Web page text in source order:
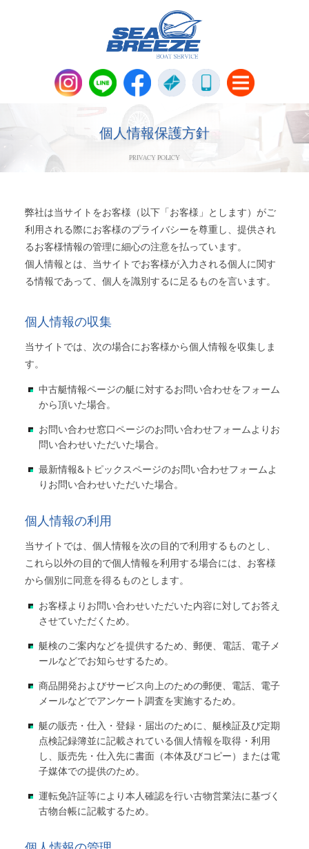
メンテナンス
パーツ販売・アパレル商品
News & Topics
ニュース＆トピックス
会社概要
アクセスマップ
お問い合わせ
個人情報保護方針
PRIVACY POLICY
弊社は当サイトをお客様（以下「お客様」とします）がご
利用される際にお客様のプライバシーを尊重し、提供され
るお客様情報の管理に細心の注意を払っています。
個人情報とは、当サイトでお客様が入力される個人に関す
る情報であって、個人を識別するに足るものを言います。
個人情報の収集
当サイトでは、次の場合にお客様から個人情報を収集しま
す。
中古艇情報ページの艇に対するお問い合わせをフォーム
から頂いた場合。
お問い合わせ窓口ページのお問い合わせフォームよりお
問い合わせいただいた場合。
最新情報&トピックスページのお問い合わせフォームよ
りお問い合わせいただいた場合。
個人情報の利用
当サイトでは、個人情報を次の目的で利用するものとし、
これら以外の目的で個人情報を利用する場合には、お客様
から個別に同意を得るものとします。
お客様よりお問い合わせいただいた内容に対してお答え
させていただくため。
艇検のご案内などを提供するため、郵便、電話、電子メ
ールなどでお知らせするため。
商品開発およびサービス向上のための郵便、電話、電子
メールなどでアンケート調査を実施するため。
艇の販売・仕入・登録・届出のために、艇検証及び定期
点検記録簿並に記載されている個人情報を取得・利用
し、販売先・仕入先に書面（本体及びコピー）または電
子媒体での提供のため。
運転免許証等により本人確認を行い古物営業法に基づく
古物台帳に記載するため。